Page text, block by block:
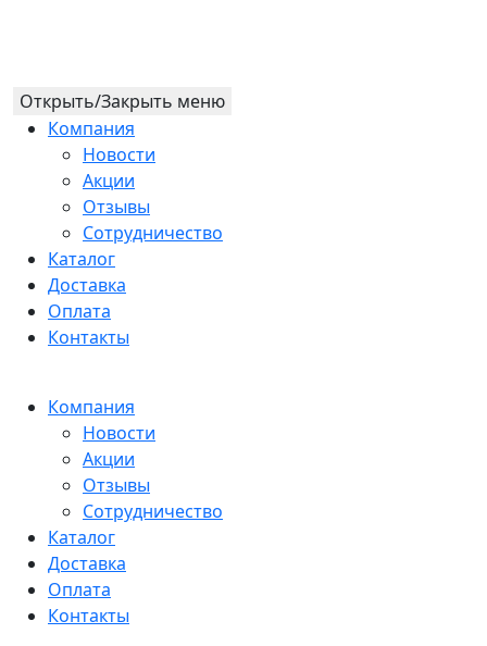
Открыть/Закрыть меню
Компания
Новости
Акции
Отзывы
Сотрудничество
Каталог
Доставка
Оплата
Контакты
Компания
Новости
Акции
Отзывы
Сотрудничество
Каталог
Доставка
Оплата
Контакты